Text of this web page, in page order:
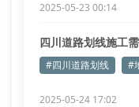
2025-05-23 00:14
四川道路划线施工
#四川道路划线 #
2025-05-24 17:02